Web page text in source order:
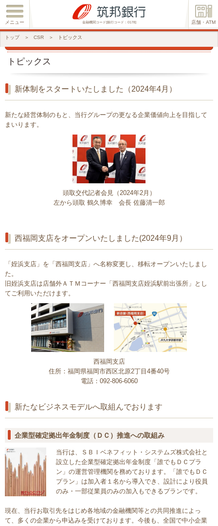
金融機関コード[銀行コード：0178]
メニュー 店舗・ATM
トップ ＞ CSR ＞ トピックス
トピックス
新体制をスタートいたしました（2024年4月）
新たな経営体制のもと、当行グループの更なる企業価値向上を目指して
まいります。
頭取交代記者会見（2024年2月）
左から頭取 鶴久博幸 会長 佐藤清一郎
西福岡支店をオープンいたしました(2024年9月）
「姪浜支店」を「西福岡支店」へ名称変更し、移転オープンいたしまし
た。
旧姪浜支店は店舗外ＡＴＭコーナー「西福岡支店姪浜駅前出張所」とし
てご利用いただけます。
西福岡支店
住所：福岡県福岡市西区北原2丁目4番40号
電話：092-806-6060
新たなビジネスモデルへ取組んでおります
企業型確定拠出年金制度（ＤＣ）推進への取組み
当行は、ＳＢＩベネフィット・システムズ株式会社と
設立した企業型確定拠出年金制度「誰でもＤＣプラ
ン」の運営管理機関を務めております。「誰でもＤＣ
プラン」は加入者１名から導入でき、設計により役員
のみ・一部従業員のみの加入もできるプランです。
現在、当行お取引先をはじめ各地域の金融機関等との共同推進によっ
て、多くの企業から申込みを受けております。今後も、全国で中小企業